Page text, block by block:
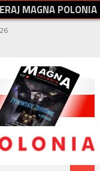
ERAJMAGNAPOLONIA